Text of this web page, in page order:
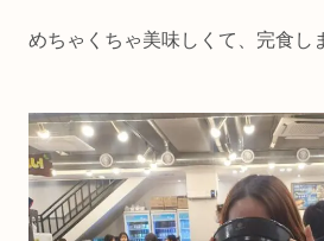
めちゃくちゃ美味しくて、完食し